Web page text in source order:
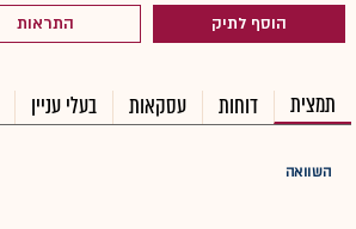
הוסף לתיק התראות
תמצית דוחות עסקאות בעלי עניין
השוואה